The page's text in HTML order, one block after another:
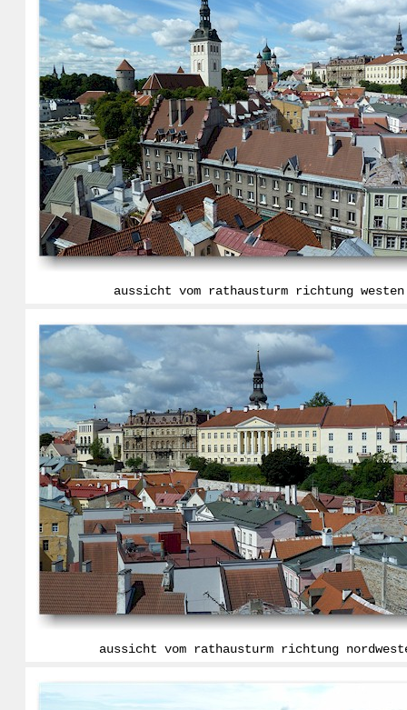
aussicht vom rathausturm richtung westen
aussicht vom rathausturm richtung